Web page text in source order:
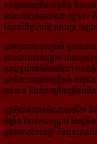
សម្លេងចេញពីសមត្ថកិច្ច មិនបា
គោលនយោបាយណា (ឬ)ទេ? គឺត
ណែនាំពីថ្នាក់លើ មេបញ្ជា មេ​ប្
សកម្មភាពមនុស្សធម៌ ជួយជនរងគ្
ទោះជាពេលសង្រ្គាម ពេល​ប្រយុទ្
ប្រយុទ្ធយ៉ាងម៉ត់ចត់ដែរ។ ហេតុអ្វី
អ្នកមិនបានផ្តល់យុត្តិធម៌ ដល់ជនរ
ធនធាន និង​កង​កម្លាំង​ច្រើន​លើ
រដ្ឋាភិបាលបានចំណាយថវិកា
កម្លាំង វិធានការបង្ក្រាប តែរដ្
មូលហេតុនៃបញ្ហា និងឬសគល់នៃ